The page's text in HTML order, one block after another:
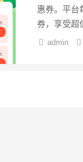
惠券。平台
券，享受超
admin